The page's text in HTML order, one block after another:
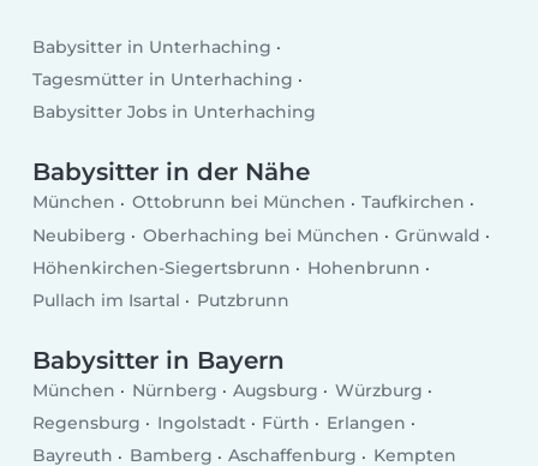
Babysitter in Unterhaching
Tagesmütter in Unterhaching
Babysitter Jobs in Unterhaching
Babysitter in der Nähe
München Ottobrunn bei München
Taufkirchen
Neubiberg
Oberhaching bei München
Grünwald
Höhenkirchen-Siegertsbrunn
Hohenbrunn
Pullach im Isartal
Putzbrunn
Babysitter in Bayern
München Nürnberg Augsburg
Würzburg
Regensburg
Ingolstadt Fürth
Erlangen
Bayreuth
Bamberg Aschaffenburg Kempten